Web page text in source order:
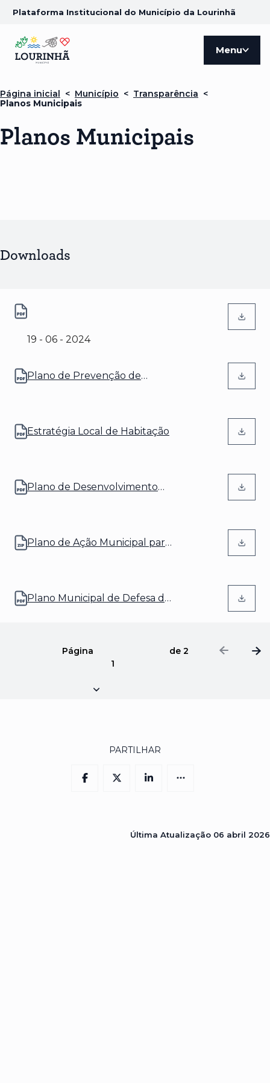
Plataforma Institucional do Município da Lourinhã
Menu
Página inicial < Município < Transparência <
Planos Municipais
Planos Municipais
Downloads
Lourinhã 2020-2030
19 - 06 - 2024
(abre num novo separador)
Plano de Prevenção de
(abre num novo separador)
Estratégia Local de Habitação
(abre num novo separador)
Plano de Desenvolvimento
(abre num novo separador)
Plano de Ação Municipal para
(abre num novo separador)
Plano Municipal de Defesa da
(abre num novo separador)
Página
1
de 2
PARTILHAR
Última Atualização 06 abril 2026